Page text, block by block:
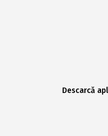
Descarcă